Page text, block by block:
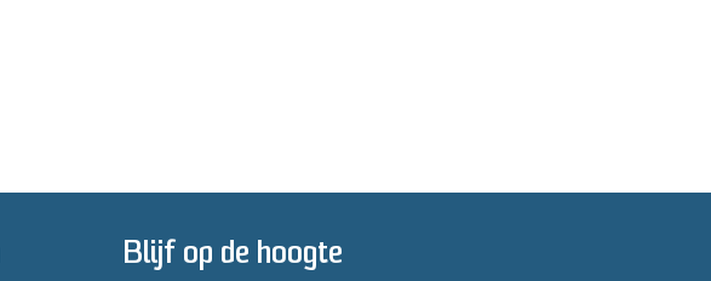
Blijf op de hoogte